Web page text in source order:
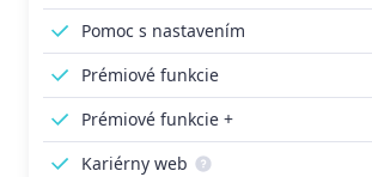
Pomoc s nastavením
Prémiové funkcie
Prémiové funkcie +
Kariérny web